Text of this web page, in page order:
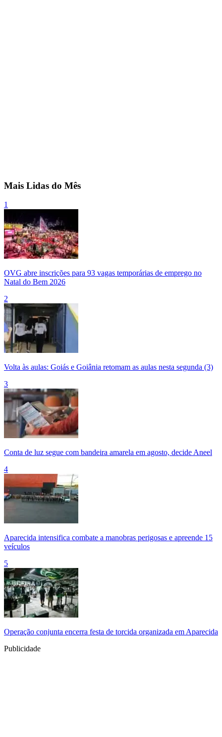
Mais Lidas do Mês
1
OVG abre inscrições para 93 vagas temporárias de emprego no
Natal do Bem 2026
2
Volta às aulas: Goiás e Goiânia retomam as aulas nesta segunda (3)
3
Conta de luz segue com bandeira amarela em agosto, decide Aneel
4
Aparecida intensifica combate a manobras perigosas e apreende 15
veículos
5
Operação conjunta encerra festa de torcida organizada em Aparecida
Publicidade